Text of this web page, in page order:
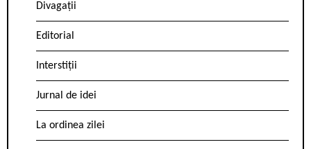
Divagații
Editorial
Interstiții
Jurnal de idei
La ordinea zilei